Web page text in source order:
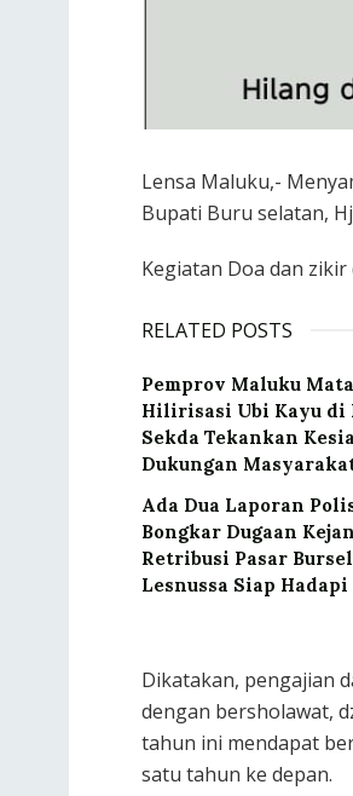
Lensa Maluku,-
Bupati Buru selatan,
Kegiatan Doa dan
RELATED POSTS
‎Pemprov Maluku
Hilirisasi Ubi Kayu di
Sekda Tekankan
Dukungan
Ada Dua Laporan
Bongkar Dugaan
Retribusi Pasar
Lesnussa Siap
Dikatakan, pengajian
dengan bersholawat,
tahun ini mendapat
satu tahun ke depan.